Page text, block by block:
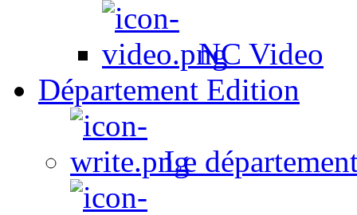
NC Video
Département Edition
Le